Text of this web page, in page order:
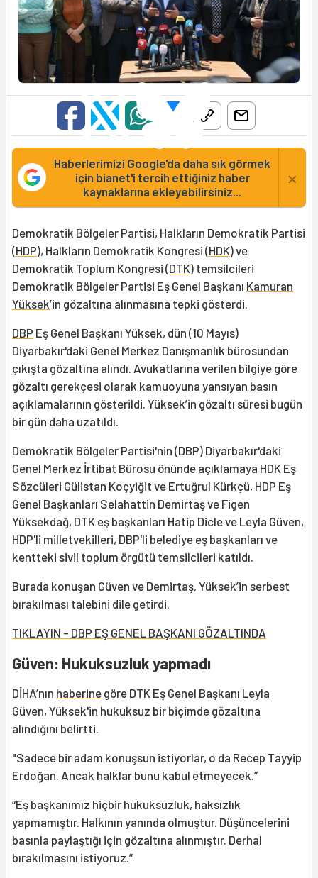
Haberlerimizi Google'da daha sık görmek
için bianet'i tercih ettiğiniz haber
kaynaklarına ekleyebilirsiniz...
×
Demokratik Bölgeler Partisi, Halkların Demokratik Partisi
(HDP), Halkların Demokratik Kongresi (HDK) ve
Demokratik Toplum Kongresi (DTK) temsilcileri
Demokratik Bölgeler Partisi Eş Genel Başkanı Kamuran
Yüksek’in gözaltına alınmasına tepki gösterdi.
DBP Eş Genel Başkanı Yüksek, dün (10 Mayıs)
Diyarbakır'daki Genel Merkez Danışmanlık bürosundan
çıkışta gözaltına alındı. Avukatlarına verilen bilgiye göre
gözaltı gerekçesi olarak kamuoyuna yansıyan basın
açıklamalarının gösterildi. Yüksek’in gözaltı süresi bugün
bir gün daha uzatıldı.
Demokratik Bölgeler Partisi'nin (DBP) Diyarbakır'daki
Genel Merkez İrtibat Bürosu önünde açıklamaya HDK Eş
Sözcüleri Gülistan Koçyiğit ve Ertuğrul Kürkçü, HDP Eş
Genel Başkanları Selahattin Demirtaş ve Figen
Yüksekdağ, DTK eş başkanları Hatip Dicle ve Leyla Güven,
HDP'li milletvekilleri, DBP'li belediye eş başkanları ve
kentteki sivil toplum örgütü temsilcileri katıldı.
Burada konuşan Güven ve Demirtaş, Yüksek’in serbest
bırakılması talebini dile getirdi.
TIKLAYIN - DBP EŞ GENEL BAŞKANI GÖZALTINDA
Güven: Hukuksuzluk yapmadı
DİHA’nın haberine göre DTK Eş Genel Başkanı Leyla
Güven, Yüksek'in hukuksuz bir biçimde gözaltına
alındığını belirtti.
"Sadece bir adam konuşsun istiyorlar, o da Recep Tayyip
Erdoğan. Ancak halklar bunu kabul etmeyecek.”
“Eş başkanımız hiçbir hukuksuzluk, haksızlık
yapmamıştır. Halkının yanında olmuştur. Düşüncelerini
basınla paylaştığı için gözaltına alınmıştır. Derhal
bırakılmasını istiyoruz.”